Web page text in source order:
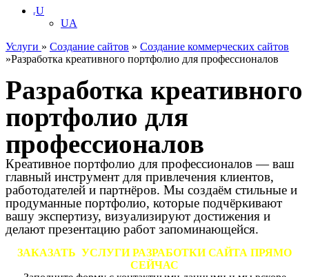
ᵣU
UA
Услуги » Создание сайтов » Создание коммерческих сайтов
»Разработка креативного портфолио для профессионалов
Разработка креативного
портфолио для
профессионалов
Креативное портфолио для профессионалов — ваш
главный инструмент для привлечения клиентов,
работодателей и партнёров. Мы создаём стильные и
продуманные портфолио, которые подчёркивают
вашу экспертизу, визуализируют достижения и
делают презентацию работ запоминающейся.
ЗАКАЗАТЬ УСЛУГИ РАЗРАБОТКИ САЙТА ПРЯМО
СЕЙЧАС